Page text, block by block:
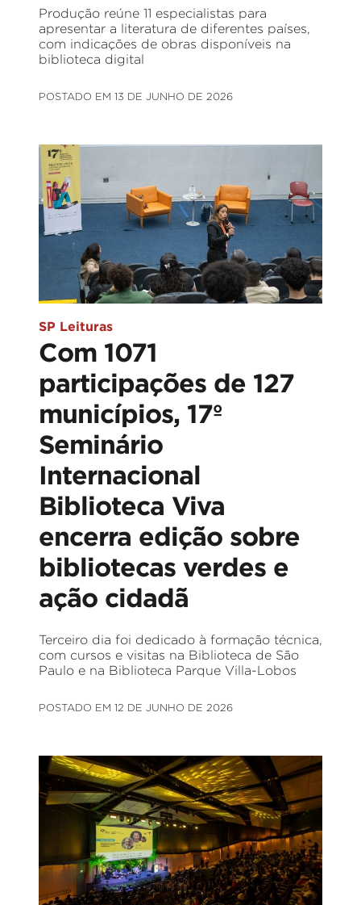
Produção reúne 11 especialistas para
apresentar a literatura de diferentes países,
com indicações de obras disponíveis na
biblioteca digital
POSTADO EM 13 DE JUNHO DE 2026
SP Leituras
Com 1071
participações de 127
municípios, 17º
Seminário
Internacional
Biblioteca Viva
encerra edição sobre
bibliotecas verdes e
ação cidadã
Terceiro dia foi dedicado à formação técnica,
com cursos e visitas na Biblioteca de São
Paulo e na Biblioteca Parque Villa-Lobos
POSTADO EM 12 DE JUNHO DE 2026